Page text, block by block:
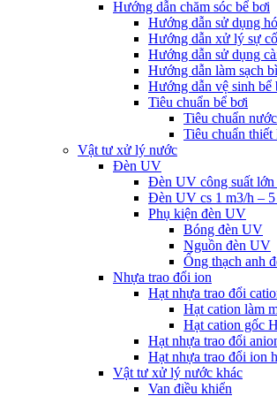
Hướng dẫn chăm sóc bể bơi
Hướng dẫn sử dụng
Hướng dẫn xử lý sự
Hướng dẫn sử dụng
Hướng dẫn làm sạch
Hướng dẫn vệ sinh bể
Tiêu chuẩn bể bơi
Tiêu chuẩn
Tiêu chuẩn thiết
Vật tư xử lý nước
Đèn UV
Đèn UV công suất lớn
Đèn UV cs 1 m3/h – 5
Phụ kiện đèn UV
Bóng đèn UV
Nguồn đèn UV
Ống thạch anh
Nhựa trao đổi ion
Hạt nhựa trao đổi
Hạt cation làm
Hạt cation gốc
Hạt nhựa trao đổi
Hạt nhựa trao đổi ion
Vật tư xử lý nước khác
Van điều khiển